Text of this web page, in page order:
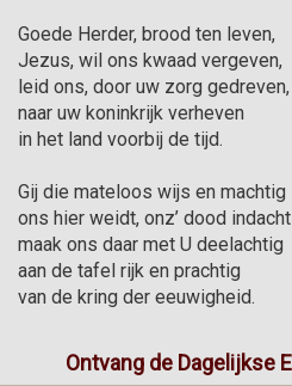
Goede Herder, brood ten leven,
Jezus, wil ons kwaad vergeven,
leid ons, door uw zorg gedreven,
naar uw koninkrijk verheven
in het land voorbij de tijd.
Gij die mateloos wijs en machtig
ons hier weidt, onz’ dood
maak ons daar met U deelachtig
aan de tafel rijk en prachtig
van de kring der eeuwigheid.
Ontvang de Dagelijkse